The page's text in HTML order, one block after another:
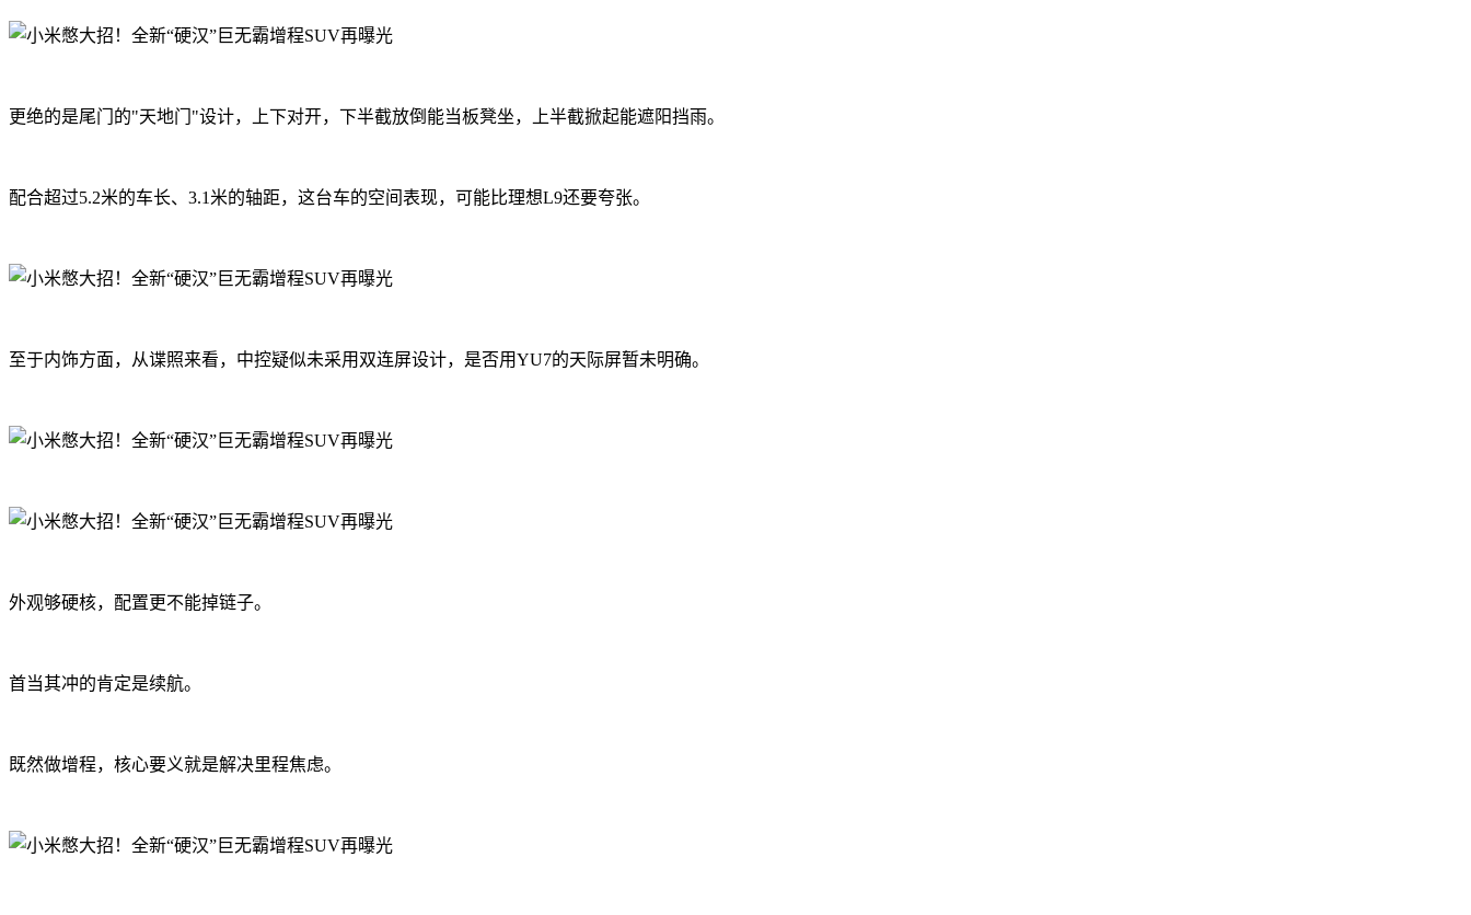
更绝的是尾门的"天地门"设计，上下对开，下半截放倒能当板凳坐，上半截掀起能遮阳挡雨。
配合超过5.2米的车长、3.1米的轴距，这台车的空间表现，可能比理想L9还要夸张。
至于内饰方面，从谍照来看，中控疑似未采用双连屏设计，是否用YU7的天际屏暂未明确。
外观够硬核，配置更不能掉链子。
首当其冲的肯定是续航。
既然做增程，核心要义就是解决里程焦虑。